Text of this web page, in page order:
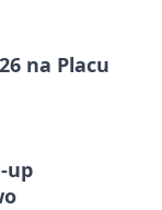
na Placu
up